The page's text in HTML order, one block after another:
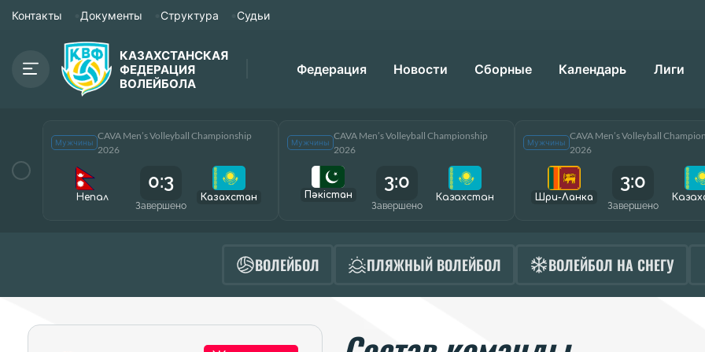
Контакты Документы Структура Судьи
КАЗАХСТАНСКАЯ
ФЕДЕРАЦИЯ
ВОЛЕЙБОЛА
Федерация Новости Сборные Календарь Лиги
Мужчины
CAVA Men’s Volleyball Championship
2026
Непал
0:3
Завершено
Казахстан
Мужчины
CAVA Men’s Volleyball Championship
2026
Пәкістан
3:0
Завершено
Казахстан
Мужчины
CAVA Men’s Volleyball
2026
Шри-Ланка
3:0
Завершено
ВОЛЕЙБОЛ ПЛЯЖНЫЙ ВОЛЕЙБОЛ ВОЛЕЙБОЛ НА СНЕГУ